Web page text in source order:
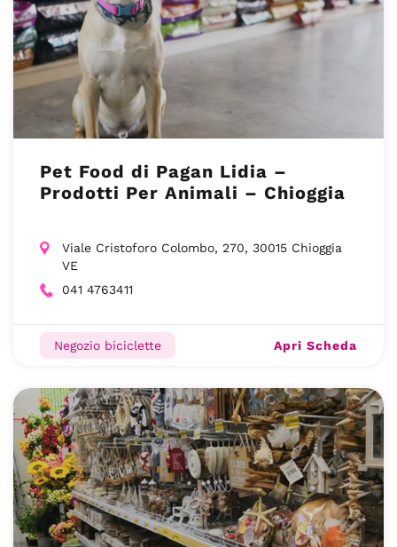
Pet Food di Pagan Lidia –
Prodotti Per Animali – Chioggia
Viale Cristoforo Colombo, 270, 30015 Chioggia
VE
041 4763411
Negozio biciclette Apri Scheda